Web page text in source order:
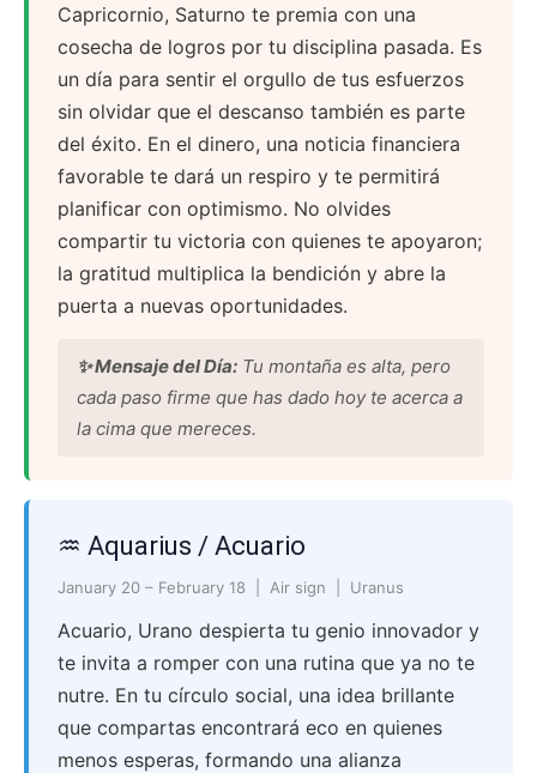
Capricornio, Saturno te premia con una
cosecha de logros por tu disciplina pasada. Es
un día para sentir el orgullo de tus esfuerzos
sin olvidar que el descanso también es parte
del éxito. En el dinero, una noticia financiera
favorable te dará un respiro y te permitirá
planificar con optimismo. No olvides
compartir tu victoria con quienes te apoyaron;
la gratitud multiplica la bendición y abre la
puerta a nuevas oportunidades.
✨ Mensaje del Día: Tu montaña es alta, pero
cada paso firme que has dado hoy te acerca a
la cima que mereces.
♒ Aquarius / Acuario
January 20 – February 18 | Air sign | Uranus
Acuario, Urano despierta tu genio innovador y
te invita a romper con una rutina que ya no te
nutre. En tu círculo social, una idea brillante
que compartas encontrará eco en quienes
menos esperas, formando una alianza